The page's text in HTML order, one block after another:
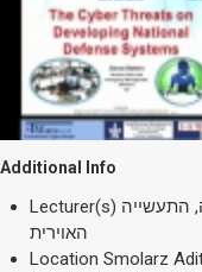
Additional Info
Lecturer(s) התעשייה
האוירית
Location Smolarz